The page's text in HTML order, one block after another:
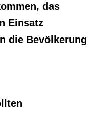
das
Einsatz
die Bevölkerung